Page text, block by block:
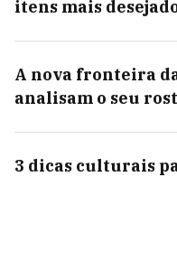
itens mais
A nova fronteira
analisam o seu
3 dicas culturais